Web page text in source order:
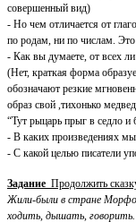
совершенный вид)
- Но чем отличается от
по родам, ни по числам.
- Как вы думаете, от всех
(Нет, краткая форма
обозначают резкие
образ свой ,тихонько
“Тут рыцарь прыг в седло и
- В каких произведениях мы
- С какой целью писатели
Задание Продолжить
Жили-были в стране
ходить, дышать,